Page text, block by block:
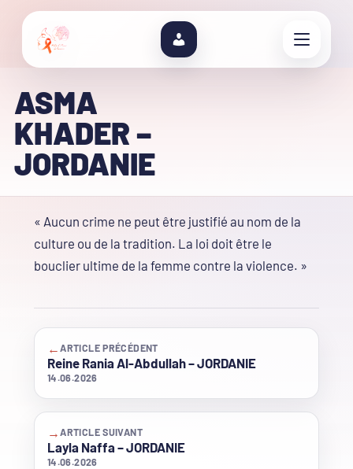
ASMA
KHADER –
JORDANIE
« Aucun crime ne peut être justifié au nom de la
culture ou de la tradition. La loi doit être le
bouclier ultime de la femme contre la violence. »
←ARTICLE PRÉCÉDENT
Reine Rania Al-Abdullah – JORDANIE
14.06.2026
→ARTICLE SUIVANT
Layla Naffa – JORDANIE
14.06.2026